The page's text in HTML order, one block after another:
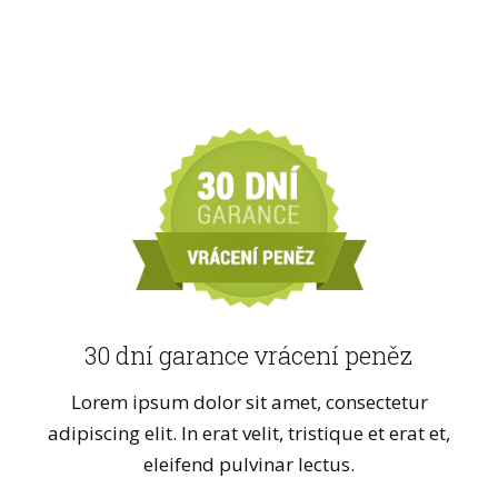
30 dní garance vrácení peněz
Lorem ipsum dolor sit amet, consectetur
adipiscing elit. In erat velit, tristique et erat et,
eleifend pulvinar lectus.